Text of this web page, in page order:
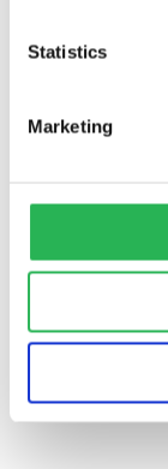
Statistics
Marketing